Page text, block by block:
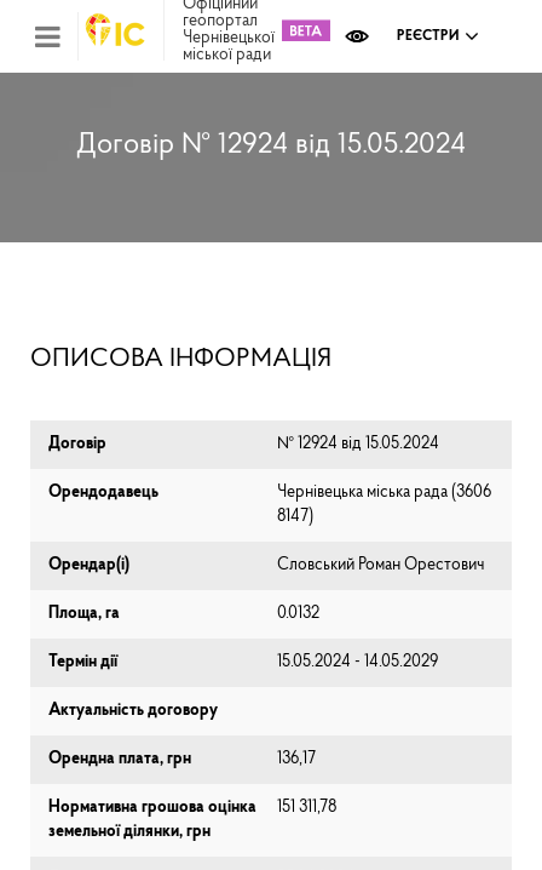
Офіційний
геопортал
Чернівецької
міської ради
РЕЄСТРИ
Договір № 12924 від 15.05.2024
ОПИСОВА ІНФОРМАЦІЯ
Договір № 12924 від 15.05.2024
Орендодавець
Чернівецька міська рада (⁨3606
8147⁩)
Орендар(і) Словський Роман Орестович
Площа, га 0.0132
Термін дії 15.05.2024 - 14.05.2029
Актуальність договору
Орендна плата, грн 136,17
Нормативна грошова оцінка
земельної ділянки, грн
151 311,78